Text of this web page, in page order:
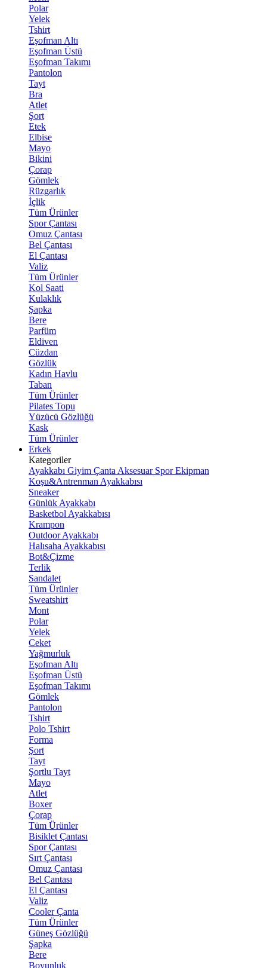
Polar
Yelek
Tshirt
Eşofman Altı
Eşofman Üstü
Eşofman Takımı
Pantolon
Tayt
Bra
Atlet
Şort
Etek
Elbise
Mayo
Bikini
Çorap
Gömlek
Rüzgarlık
İçlik
Tüm Ürünler
Spor Çantası
Omuz Çantası
Bel Çantası
El Çantası
Valiz
Tüm Ürünler
Kol Saati
Kulaklık
Şapka
Bere
Parfüm
Eldiven
Cüzdan
Gözlük
Kadın Havlu
Taban
Tüm Ürünler
Pilates Topu
Yüzücü Gözlüğü
Kask
Tüm Ürünler
Erkek
Kategoriler
Ayakkabı Giyim Çanta Aksesuar Spor Ekipman
Koşu&Antrenman Ayakkabısı
Sneaker
Günlük Ayakkabı
Basketbol Ayakkabısı
Krampon
Outdoor Ayakkabı
Halısaha Ayakkabısı
Bot&Çizme
Terlik
Sandalet
Tüm Ürünler
Sweatshirt
Mont
Polar
Yelek
Ceket
Yağmurluk
Eşofman Altı
Eşofman Üstü
Eşofman Takımı
Gömlek
Pantolon
Tshirt
Polo Tshirt
Forma
Şort
Tayt
Şortlu Tayt
Mayo
Atlet
Boxer
Çorap
Tüm Ürünler
Bisiklet Çantası
Spor Çantası
Sırt Çantası
Omuz Çantası
Bel Çantası
El Çantası
Valiz
Cooler Çanta
Tüm Ürünler
Güneş Gözlüğü
Şapka
Bere
Boyunluk